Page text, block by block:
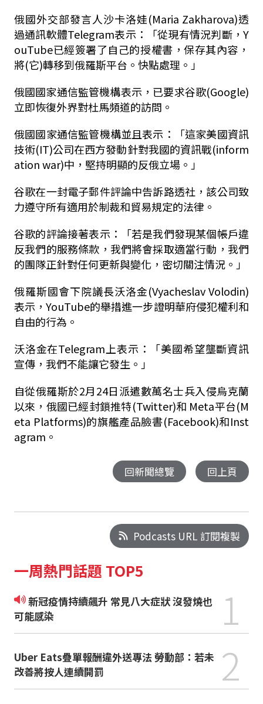
俄國外交部發言人沙卡洛娃(Maria Zakharova)透
過通訊軟體Telegram表示：「從現有情況判斷，Y
ouTube已經簽署了自己的授權書，保存其內容，
將(它)轉移到俄羅斯平台。快點處理。」
俄國國家通信監管機構表示，已要求谷歌(Google)
立即恢復外界對杜馬頻道的訪問。
俄國國家通信監管機構並且表示：「這家美國資訊
技術(IT)公司在西方發動針對我國的資訊戰(inform
ation war)中，堅持明顯的反俄立場。」
谷歌在一封電子郵件評論中告訴路透社，該公司致
力遵守所有適用於制裁和貿易規定的法律。
谷歌的評論接著表示：「若是我們發現某個帳戶違
反我們的服務條款，我們將會採取適當行動，我們
的團隊正針對任何更新與變化，密切關注情況。」
俄羅斯國會下院議長沃洛金(Vyacheslav Volodin)
表示，YouTube的舉措進一步證明華府侵犯權利和
自由的行為。
沃洛金在Telegram上表示：「美國希望壟斷資訊
宣傳，我們不能讓它發生。」
自從俄羅斯於2月24日派遣數萬名士兵入侵烏克蘭
以來，俄國已經封鎖推特(Twitter)和 Meta平台(M
eta Platforms)的旗艦產品臉書(Facebook)和Inst
agram。
回新聞總覽 回上頁
Podcasts URL 訂閱複製
一周熱門話題 TOP5
新冠疫情持續飆升 常見八大症狀 沒發燒也
可能感染
1
Uber Eats疊單報酬違外送專法 勞動部：若未
改善將按人連續開罰
2